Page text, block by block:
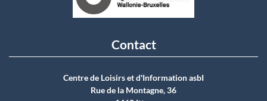
Contact
Centre de Loisirs et d'Information asbI
Rue de la Montagne, 36